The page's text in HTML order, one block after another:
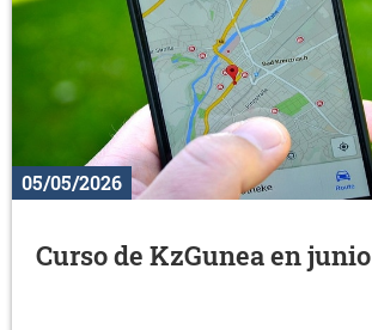
05/05/2026
Curso de KzGunea en junio